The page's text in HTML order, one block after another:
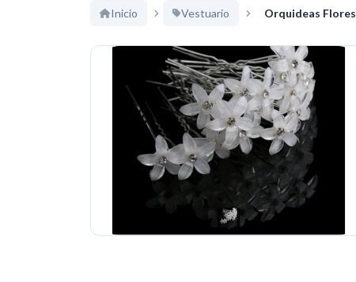
Inicio Vestuario Orquideas Flores